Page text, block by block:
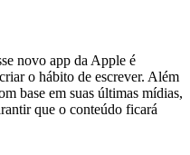
novo app da Apple é
o hábito de escrever. Além
base em suas últimas mídias,
que o conteúdo ficará